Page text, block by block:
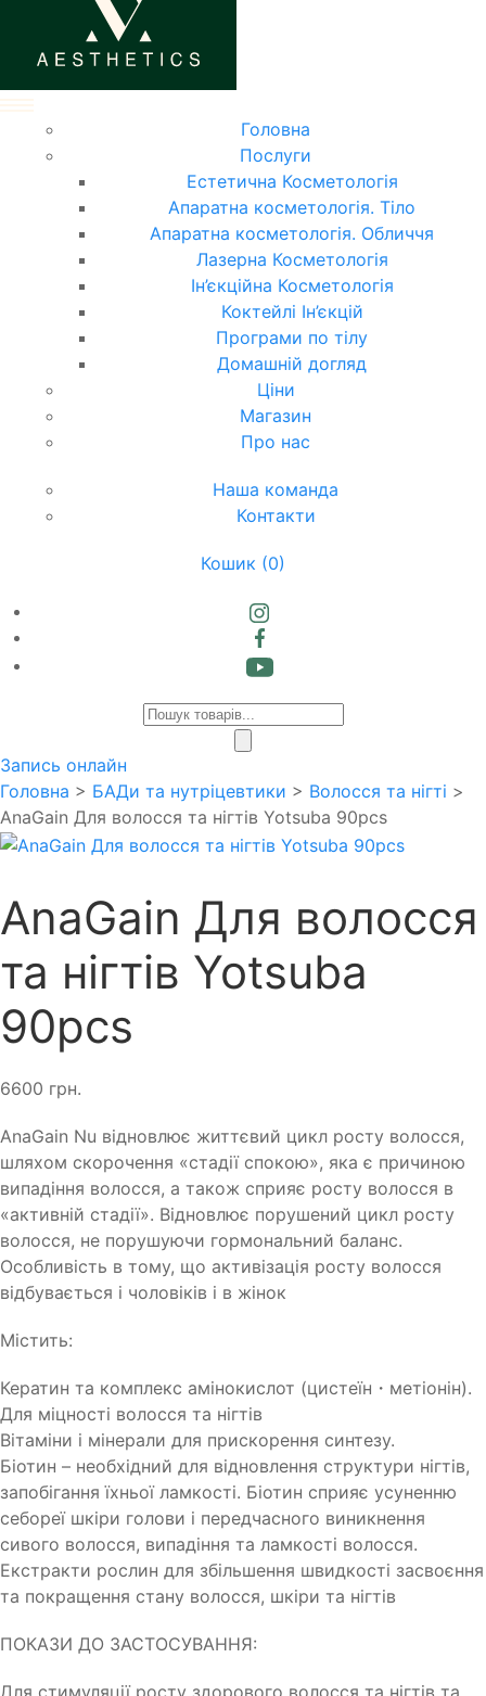
Головна
Послуги
Естетична Косметологія
Апаратна косметологія. Тіло
Апаратна косметологія. Обличчя
Лазерна Косметологія
Ін’єкційна Косметологія
Коктейлі Ін’єкцій
Програми по тілу
Домашній догляд
Ціни
Магазин
Про нас
Наша команда
Контакти
Кошик (0)
Products
Запись онлайн
Головна > БАДи та нутріцевтики > Волосся та нігті >
AnaGain Для волосся та нігтів Yotsuba 90pcs
AnaGain Для волосся
та нігтів Yotsuba
90pcs
6600 грн.
AnaGain Nu відновлює життєвий цикл росту волосся,
шляхом скорочення «стадії спокою», яка є причиною
випадіння волосся, а також сприяє росту волосся в
«активній стадії». Відновлює порушений цикл росту
волосся, не порушуючи гормональний баланс.
Особливість в тому, що активізація росту волосся
відбувається і чоловіків і в жінок
Містить:
Кератин та комплекс амінокислот (цистеїн・метіонін).
Для міцності волосся та нігтів
Вітаміни і мінерали для прискорення синтезу.
Біотин – необхідний для відновлення структури нігтів,
запобігання їхньої ламкості. Біотин сприяє усуненню
себореї шкіри голови і передчасного виникнення
сивого волосся, випадіння та ламкості волосся.
Екстракти рослин для збільшення швидкості засвоєння
та покращення стану волосся, шкіри та нігтів
ПОКАЗИ ДО ЗАСТОСУВАННЯ:
Для стимуляції росту здорового волосся та нігтів та